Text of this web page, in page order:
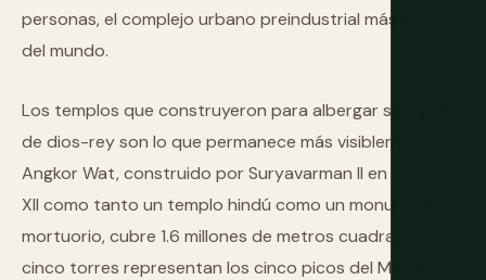
personas, el complejo urbano preindustrial más grande
del mundo.
Los templos que construyeron para albergar su legado
de dios-rey son lo que permanece más visiblemente.
Angkor Wat, construido por Suryavarman II en el siglo
XII como tanto un templo hindú como un monumento
mortuorio, cubre 1.6 millones de metros cuadrados. Sus
cinco torres representan los cinco picos del Monte